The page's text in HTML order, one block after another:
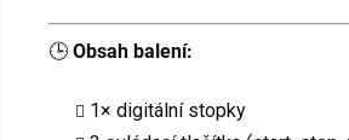
🕒 Obsah balení:
1× digitální stopky